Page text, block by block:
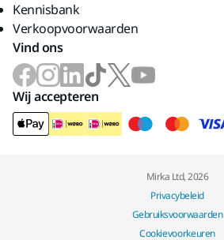
Kennisbank
Verkoopvoorwaarden
Vind ons
Wij accepteren
Mirka Ltd, 2026
Privacybeleid
Gebruiksvoorwaarden
Cookievoorkeuren